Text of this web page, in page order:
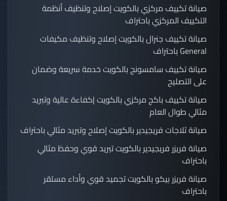
صيانة تكييف مركزي بالكويت إصلاح وتنظيف أنظمة
التكييف المركزي باحتراف
صيانة تكييف جنرال بالكويت إصلاح وتنظيف مكيفات
General باحتراف
صيانة تكييف سامسونج بالكويت خدمة سريعة وضمان
على التصليح
صيانة تكييف باكج مركزي بالكويت |كفاءة عالية وتبريد
مثالي طوال العام
صيانة ثلاجات فريجيدير بالكويت إصلاح وتبريد مثالي باحتراف
صيانة فريزر فريجيدير بالكويت تبريد قوي وحفظ مثالي
باحتراف
صيانة فريزر بيكو بالكويت تجميد قوي وأداء مستقر
باحتراف